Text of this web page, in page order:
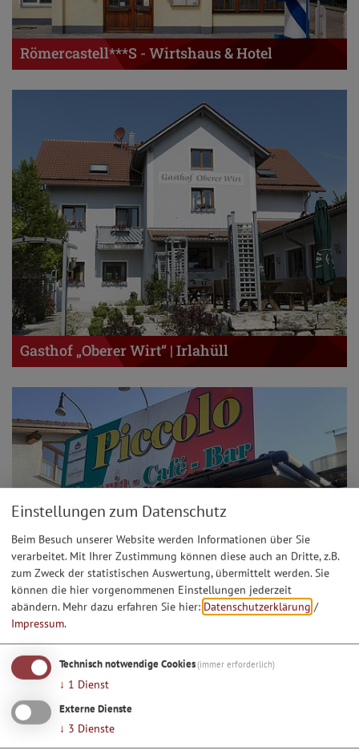
Römercastell***S - Wirtshaus & Hotel
Gasthof „Oberer Wirt“ | Irlahüll
Pizzeria Piccolo | Kipfenberg
Einstellungen zum Datenschutz
Beim Besuch unserer Website werden Informationen über Sie
verarbeitet. Mit Ihrer Zustimmung können diese auch an Dritte, z.B.
zum Zweck der statistischen Auswertung, übermittelt werden. Sie
können die hier vorgenommenen Einstellungen jederzeit
abändern. Mehr dazu erfahren Sie hier: Datenschutzerklärung /
Impressum.
Technisch notwendige Cookies(immer erforderlich)
↓ 1 Dienst
Externe Dienste
↓ 3 Dienste